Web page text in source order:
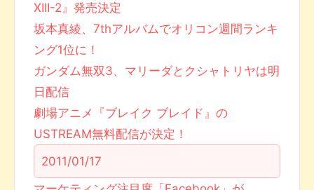
XIII-2』発売決定
坂本真綾、7thアルバムでオリコン週間ランキ
ング1位に！
ガンダム無双3、マリーダとクシャトリヤは明
日配信
劇場アニメ『ブレイク ブレイド』の
USTREAM無料配信が決定！
2011/01/17